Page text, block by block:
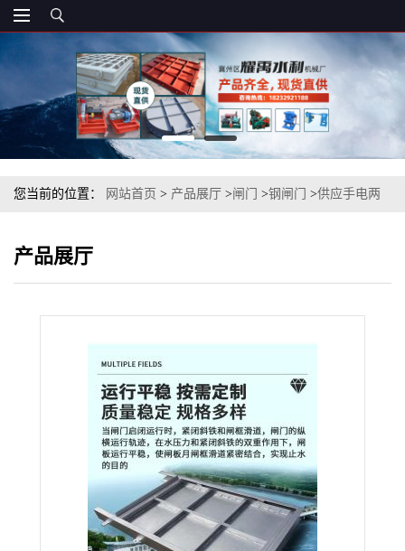
您当前的位置： 网站首页 > 产品展厅 >闸门 >钢闸门 >供应手电两
产品展厅